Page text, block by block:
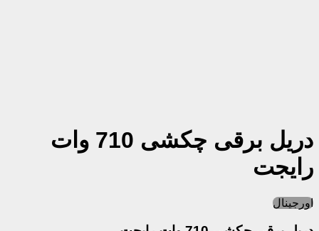
دریل برقی چکشی 710 وات رایجت
رایجت